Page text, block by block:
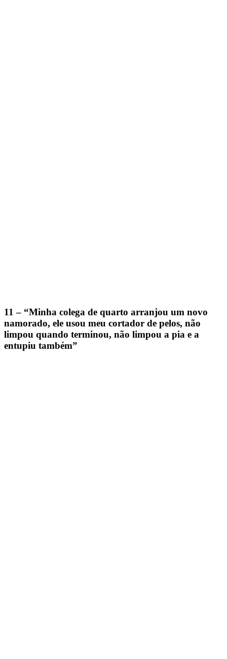
11 – “Minha colega de quarto arranjou um novo
namorado, ele usou meu cortador de pelos, não
limpou quando terminou, não limpou a pia e a
entupiu também”